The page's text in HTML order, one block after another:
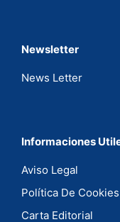
Newsletter
News Letter
Informaciones
Aviso Legal
Política De Cookies
Carta Editorial